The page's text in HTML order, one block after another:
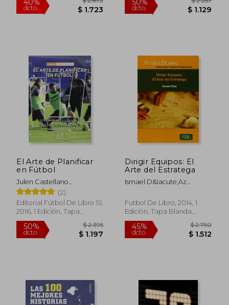
40%
dcto. $ 1.723
50%
dcto.
El Arte de Planificar
en Fútbol
Julen Castellano
Paulis,David Casamichana
Gómez
(2)
Editorial Fútbol De Libro Sl,
2016, 1 Edición, Tapa
Blanda, Nuevo
Dirigir Equipos: El
Arte del Estratega
Ismael D&Iacute;Az
Futbol De Libro, 2014, 1
Edición, Tapa Blanda,
Nuevo